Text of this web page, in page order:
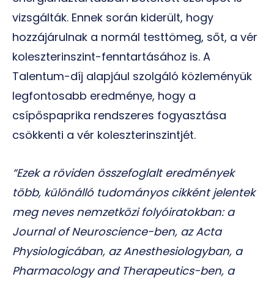
vizsgálták. Ennek során kiderült, hogy
hozzájárulnak a normál testtömeg, sőt, a vér
koleszterinszint-fenntartásához is. A
Talentum-díj alapjául szolgáló közleményük
legfontosabb eredménye, hogy a
csípőspaprika rendszeres fogyasztása
csökkenti a vér koleszterinszintjét.
“Ezek a röviden összefoglalt eredmények
több, különálló tudományos cikként jelentek
meg neves nemzetközi folyóiratokban: a
Journal of Neuroscience-ben, az Acta
Physiologicában, az Anesthesiologyban, a
Pharmacology and Therapeutics-ben, a